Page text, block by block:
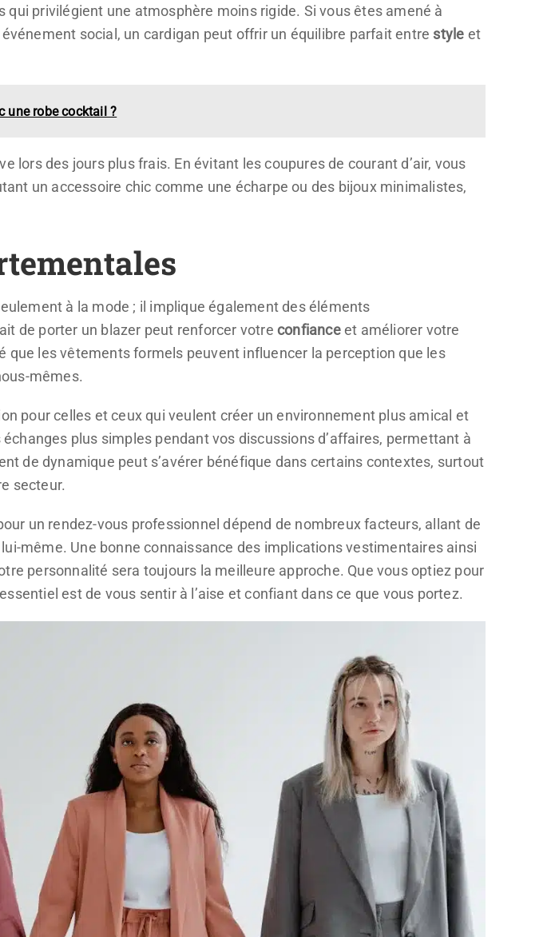
privilégient une atmosphère moins rigide. Si vous êtes amené à
social, un cardigan peut offrir un équilibre parfait entre style et
une robe cocktail ?
lors des jours plus frais. En évitant les coupures de courant d’air, vous
un accessoire chic comme une écharpe ou des bijoux minimalistes,
à la mode ; il implique également des éléments
de porter un blazer peut renforcer votreconfianceet améliorer votre
les vêtements formels peuvent influencer la perception que les
mêmes.
pour celles et ceux qui veulent créer un environnement plus amical et
plus simples pendant vos discussions d’affaires, permettant à
de dynamique peut s’avérer bénéfique dans certains contextes, surtout
secteur.
un rendez-vous professionnel dépend de nombreux facteurs, allant de
même. Une bonne connaissance des implications vestimentaires ainsi
personnalité sera toujours la meilleure approche. Que vous optiez pour
est de vous sentir à l’aise et confiant dans ce que vous portez.